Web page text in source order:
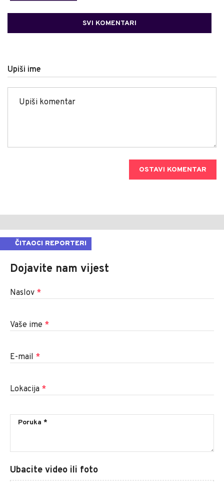
SVI KOMENTARI
Upiši ime
OSTAVI KOMENTAR
ČITAOCI REPORTERI
Dojavite nam vijest
Naslov *
Vaše ime *
E-mail *
Lokacija *
Ubacite video ili foto